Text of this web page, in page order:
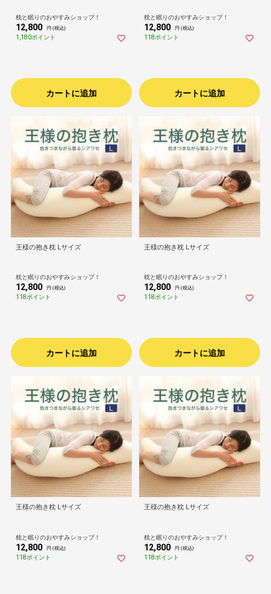
枕と眠りのおやすみショップ！
12,800 円 (税込)
1,180ポイント
カートに追加
枕と眠りのおやすみショップ！
12,800 円 (税込)
118ポイント
カートに追加
王様の抱き枕 Lサイズ
枕と眠りのおやすみショップ！
12,800 円 (税込)
118ポイント
カートに追加
王様の抱き枕 Lサイズ
枕と眠りのおやすみショップ！
12,800 円 (税込)
118ポイント
カートに追加
王様の抱き枕 Lサイズ
枕と眠りのおやすみショップ！
12,800 円 (税込)
118ポイント
王様の抱き枕 Lサイズ
枕と眠りのおやすみショップ！
12,800 円 (税込)
118ポイント